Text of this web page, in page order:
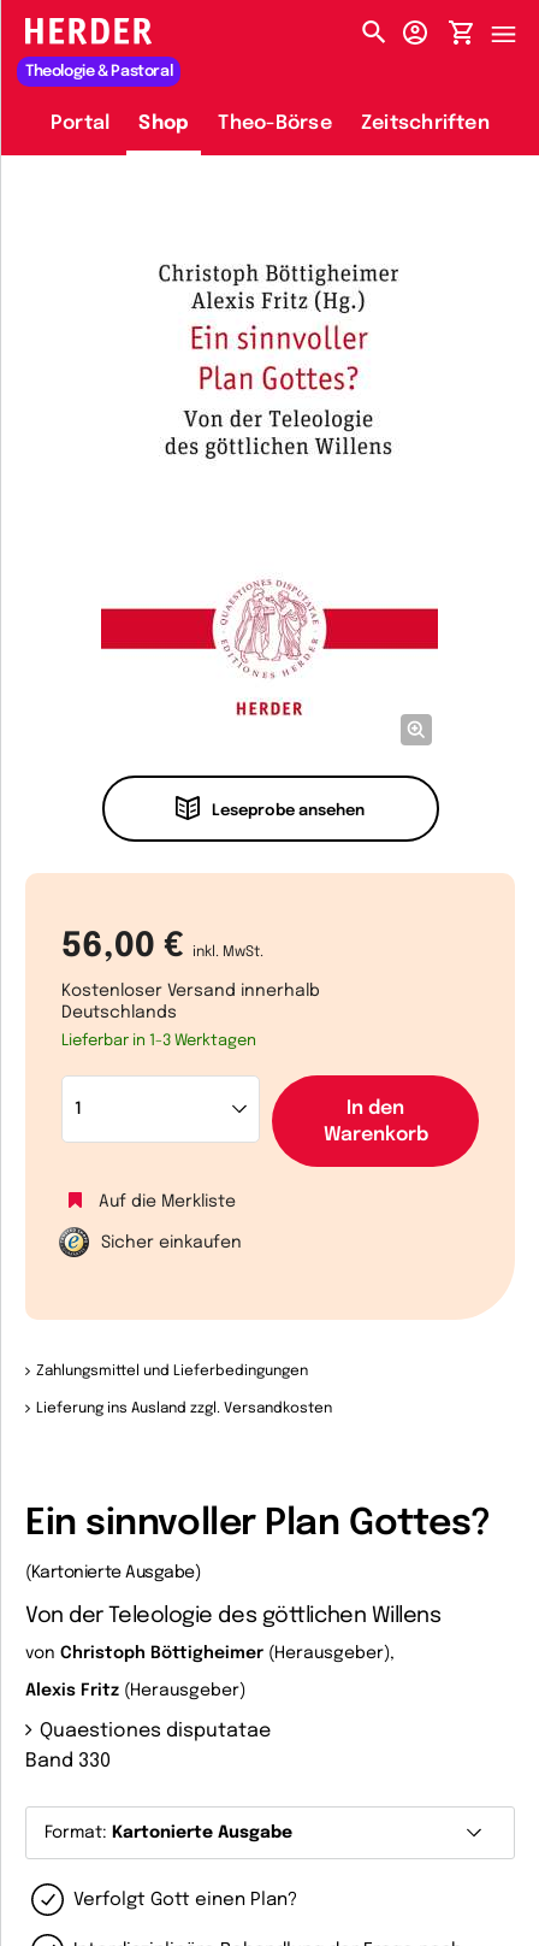
HERDER-MENÜ
Theologie & Pastoral
Portal Shop Theo-Börse Zeitschriften
Leseprobe ansehen
56,00 € inkl. MwSt.
Kostenloser Versand innerhalb
Deutschlands
Lieferbar in 1-3 Werktagen
In den
Warenkorb
Auf die Merkliste
Sicher einkaufen
Zahlungsmittel und Lieferbedingungen
Lieferung ins Ausland zzgl. Versandkosten
Ein sinnvoller Plan Gottes?
(Kartonierte Ausgabe)
Von der Teleologie des göttlichen Willens
von Christoph Böttigheimer (Herausgeber),
Alexis Fritz (Herausgeber)
Quaestiones disputatae
Band 330
Format: Kartonierte Ausgabe
Verfolgt Gott einen Plan?